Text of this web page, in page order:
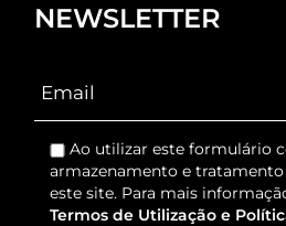
NEWSLETTER
Ao utilizar este formulário
armazenamento e tratamento
este site. Para mais
Termos de Utilização e